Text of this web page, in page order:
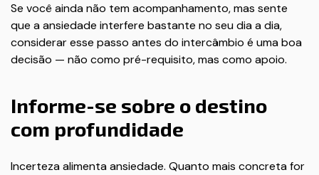
Se você ainda não tem acompanhamento, mas sente
que a ansiedade interfere bastante no seu dia a dia,
considerar esse passo antes do intercâmbio é uma boa
decisão — não como pré-requisito, mas como apoio.
Informe-se sobre o destino
com profundidade
Incerteza alimenta ansiedade. Quanto mais concreta for